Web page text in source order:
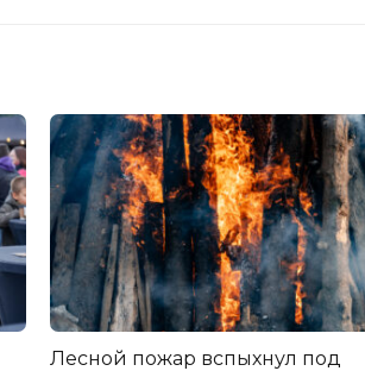
Лесной пожар вспыхнул под